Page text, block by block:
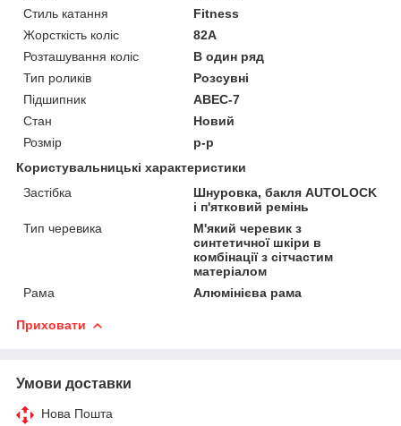
Стиль катання
Fitness
Жорсткість коліс
82А
Розташування коліс
В один ряд
Тип роликів
Розсувні
Підшипник
ABEC-7
Стан
Новий
Розмір
р-р
Користувальницькі характеристики
Застібка
Шнуровка, бакля AUTОLOCK
і п'ятковий ремінь
Тип черевика
М'який черевик з
синтетичної шкіри в
комбінації з сітчастим
матеріалом
Рама
Алюмінієва рама
Приховати
Умови доставки
Нова Пошта